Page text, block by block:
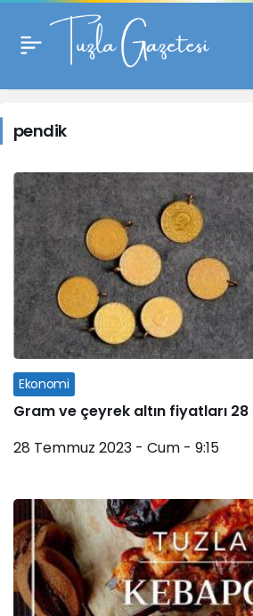
pendik
Haberleri
pendik
Ekonomi
Gram ve çeyrek altın fiyatları
28 Temmuz 2023 - Cum - 9:15